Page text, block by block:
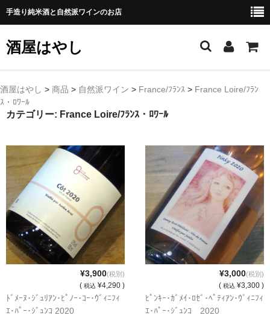
手造り純米酒と自然派ワインのお店
酒屋はやし
ホーム
商品カテゴリー
よえもん 川村酒造店（岩手県花巻市）
田从･月下の舞 舞鶴酒造（秋田県横手市）
綿屋 金の井酒造（宮城県栗原市）
大七 大七酒造（福島県二本松市）
宗玄 宗玄酒造（石川県珠洲市）
神亀 神亀酒造（埼玉県蓮田市）
隆・丹沢山 川西屋酒造店（神奈川県足柄上郡）
酒屋はやし > 商品 > 自然派ワイン > France/ﾌﾗﾝｽ > France Loire/ﾌﾗﾝ
ｽ・ﾛﾜｰﾙ
カテゴリー: France Loire/ﾌﾗﾝｽ・ﾛﾜｰﾙ
¥3,900(税別)
( 税込 ¥4,290 )
ﾄﾞﾒｰﾇ･ｼﾞｭﾘｱﾝ･ﾋﾟﾉｰ･ｺｰ･ｳﾞｨﾆﾌｨ
ｴ･ﾊﾟｰ･ｼﾞｭﾝｺ 2020
¥3,000(税別)
( 税込 ¥3,300 )
ﾋﾟﾝｷｰ･ｶﾞﾒｲ･ﾛｾﾞ･ﾍﾟﾃｨｱﾝ･ｳﾞｨﾆﾌｨ
ｴ･ﾊﾟｰ･ｼﾞｭﾝｺ 2020